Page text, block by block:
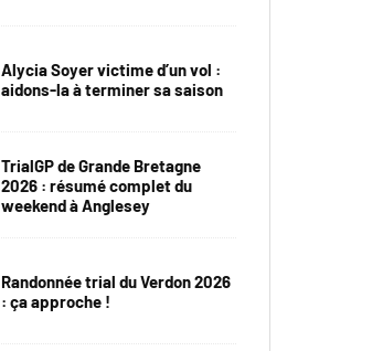
Alycia Soyer victime d’un vol :
aidons-la à terminer sa saison
TrialGP de Grande Bretagne
2026 : résumé complet du
weekend à Anglesey
Randonnée trial du Verdon 2026
: ça approche !